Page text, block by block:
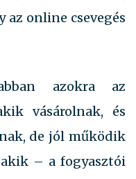
az online csevegés
azokra az
vásárolnak, és
de jól működik
akik – a fogyasztói